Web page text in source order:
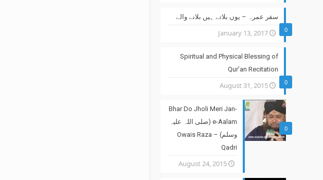
0
سفر عمرہ – یوں بلاتے ہیں بلانے والے
January 13, 2017
0
Spiritual and Physical Blessing of
Qur’an Recitation
August 31, 2015
0
Bhar Do Jholi Meri Jan-
e-Aalam (صلی اللہ علیہ
وسلم) – Owais Raza
Qadri
August 24, 2015